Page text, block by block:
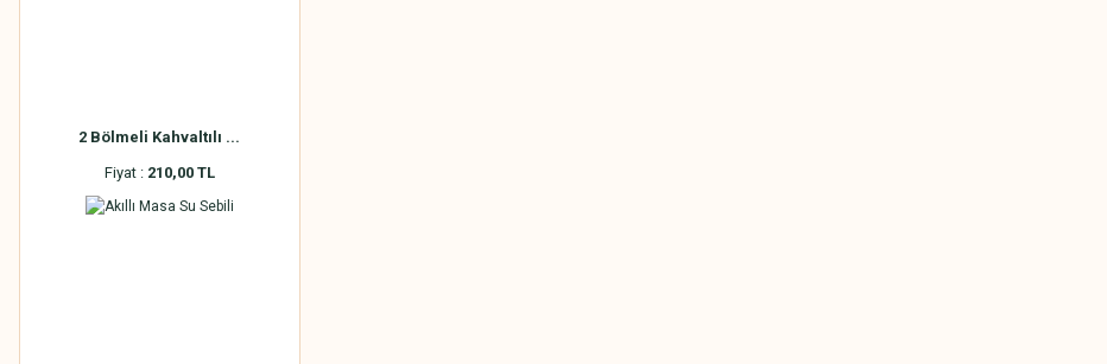
2 Bölmeli Kahvaltılı ...
Fiyat : 210,00 TL